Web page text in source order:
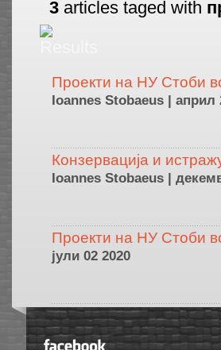
3 articles taged with
Проекти на НУ Стоби
Ioannes Stobaeus | април
Конзервација и
Ioannes Stobaeus |
Проекти на НУ Стоби
јули 02 2020